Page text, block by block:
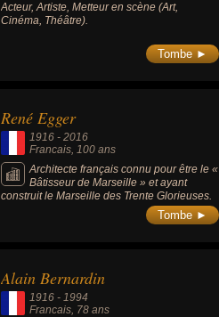
Acteur, Artiste, Metteur en scène (Art,
Cinéma, Théâtre).
Tombe ►
René Egger
1916 - 2016
Francais , 100 ans
Architecte français connu pour être le «
Bâtisseur de Marseille » et ayant
construit le Marseille des Trente Glorieuses.
Tombe ►
Alain Bernardin
1916 - 1994
Francais , 78 ans